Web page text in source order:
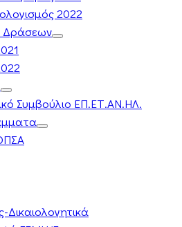
2022
Δράσεων
Συμβούλιο ΕΠ.ΕΤ.ΑΝ.ΗΛ.
Δικαιολογητικά